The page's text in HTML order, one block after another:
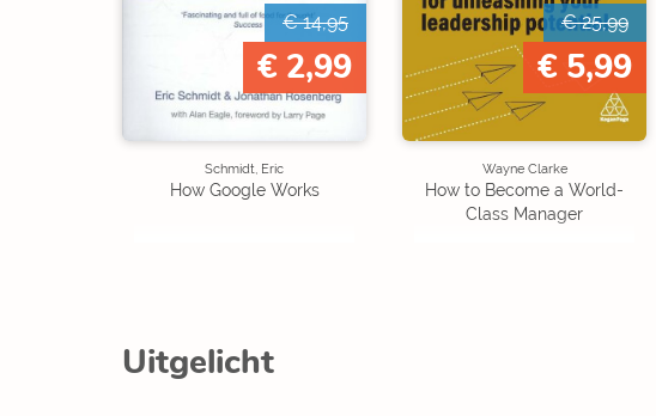
€ 14,95
€ 2,99
Schmidt, Eric
How Google Works
€ 25,99
€ 5,99
Wayne Clarke
How to Become a World-
Class Manager
Uitgelicht